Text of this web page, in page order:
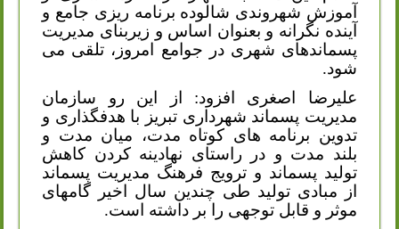
آموزش شهروندی شالوده برنامه ریزی جامع و
آینده نگرانه و بعنوان اساس و زیربنای مدیریت
پسماندهای شهری در جوامع امروز، تلقی می
شود.
علیرضا اصغری افزود: از این رو سازمان
مدیریت پسماند شهرداری تبریز با هدفگذاری و
تدوین برنامه های کوتاه مدت، میان مدت و
بلند مدت و در راستای نهادینه کردن کاهش
تولید پسماند و ترویج فرهنگ مدیریت پسماند
از مبادی تولید طی چندین سال اخیر گامهای
موثر و قابل توجهی را بر داشته است.